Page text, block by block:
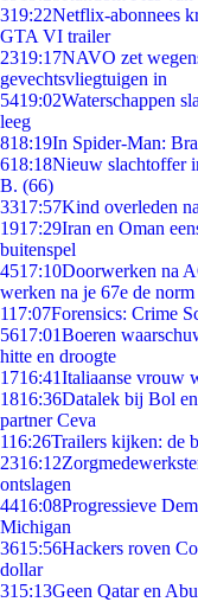
319:22Netflix-abonnees
GTA VI trailer
2319:17NAVO zet
gevechtsvliegtuigen in
5419:02Waterschappen
leeg
818:19In Spider-Man:
618:18Nieuw slachtoffer
B. (66)
3317:57Kind overleden
1917:29Iran en Oman
buitenspel
4517:10Doorwerken na
werken na je 67e de
117:07Forensics: Crime
5617:01Boeren
hitte en droogte
1716:41Italiaanse vrouw
1816:36Datalek bij Bol
partner Ceva
116:26Trailers kijken: de
2316:12
ontslagen
4416:08Progressieve
Michigan
3615:56Hackers roven
dollar
315:13Geen Qatar en